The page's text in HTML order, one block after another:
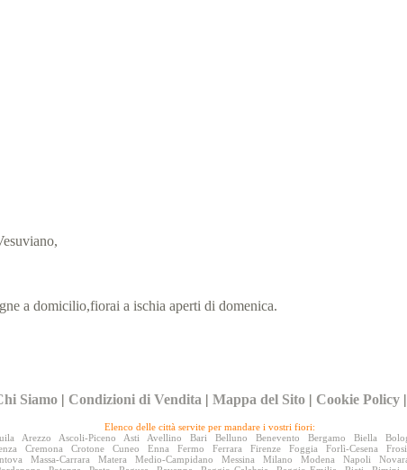
a domicilio,fiorai a ischia aperti di domenica.
Siamo | Condizioni di Vendita |Mappa del Sito | Cookie Policy
Elenco delle città servite per mandare i vostri fiori:
Arezzo Ascoli-Piceno Asti Avellino Bari Belluno Benevento Bergamo Biella
Cremona Crotone Cuneo Enna Fermo Ferrara Firenze Foggia Forlì-Cesena
Massa-Carrara Matera Medio-Campidano Messina Milano Modena Napoli